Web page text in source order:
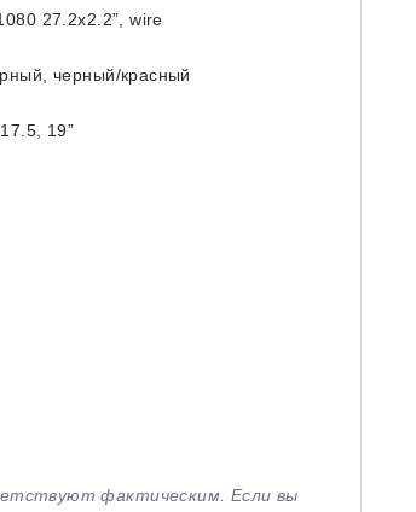
27.2x2.2”, wire
черный/красный
19”
фактическим. Если вы